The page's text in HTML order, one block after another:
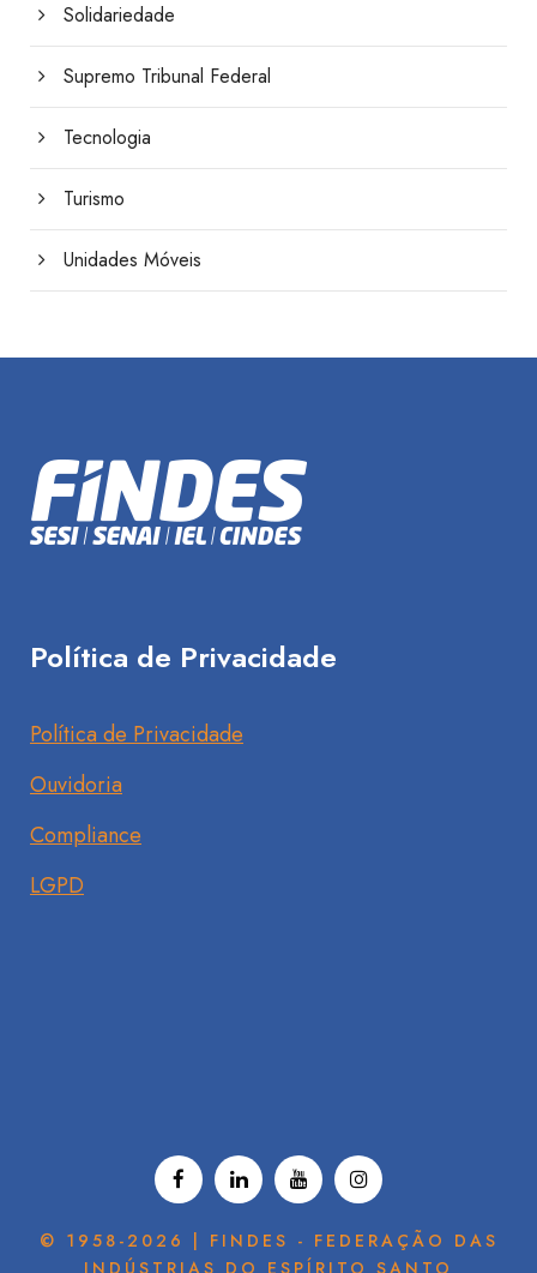
Solidariedade
Supremo Tribunal Federal
Tecnologia
Turismo
Unidades Móveis
Política de Privacidade
Política de Privacidade
Ouvidoria
Compliance
LGPD
© 1958-2026 | FINDES - FEDERAÇÃO DAS